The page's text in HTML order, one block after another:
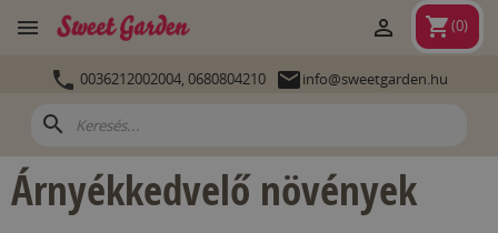
 shopping_cart(0)

 0036212002004, 0680804210 info@sweetgarden.hu
search
Árnyékkedvelő növények